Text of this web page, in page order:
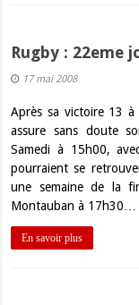
Rugby : 22eme
17 mai 2008
Après sa victoire 13
assure sans doute
Samedi à 15h00,
pourraient se
une semaine de la
Montauban à 17h30…
En savoir plus